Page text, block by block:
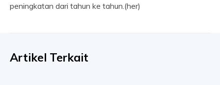
peningkatan dari tahun ke tahun.(her)
Artikel Terkait